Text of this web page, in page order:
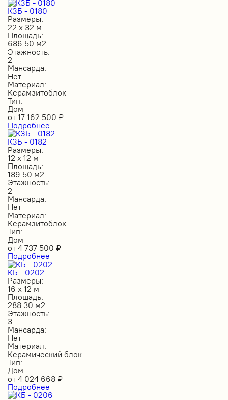
КЗБ - 0180
Размеры:
22 х 32 м
Площадь:
686.50 м2
Этажность:
2
Мансарда:
Нет
Материал:
Керамзитоблок
Тип:
Дом
от 17 162 500 ₽
Подробнее
КЗБ - 0182
Размеры:
12 х 12 м
Площадь:
189.50 м2
Этажность:
2
Мансарда:
Нет
Материал:
Керамзитоблок
Тип:
Дом
от 4 737 500 ₽
Подробнее
КБ - 0202
Размеры:
16 х 12 м
Площадь:
288.30 м2
Этажность:
3
Мансарда:
Нет
Материал:
Керамический блок
Тип:
Дом
от 4 024 668 ₽
Подробнее